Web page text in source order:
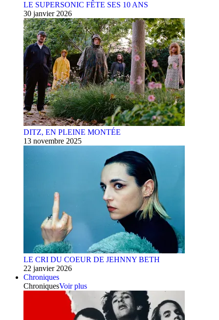
LE SUPERSONIC FÊTE SES 10 ANS
30 janvier 2026
DITZ, EN PLEINE MONTÉE
13 novembre 2025
LE CRI DU COEUR DE JEHNNY BETH
22 janvier 2026
Chroniques
ChroniquesVoir plus